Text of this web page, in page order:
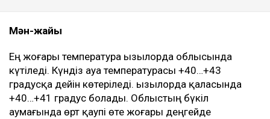
Мән-жайы
Ең жоғары температура Қызылорда облысында
күтіледі. Күндіз ауа температурасы +40…+43
градусқа дейін көтеріледі. Қызылорда қаласында
+40…+41 градус болады. Облыстың бүкіл
аумағында өрт қаупі өте жоғары деңгейде